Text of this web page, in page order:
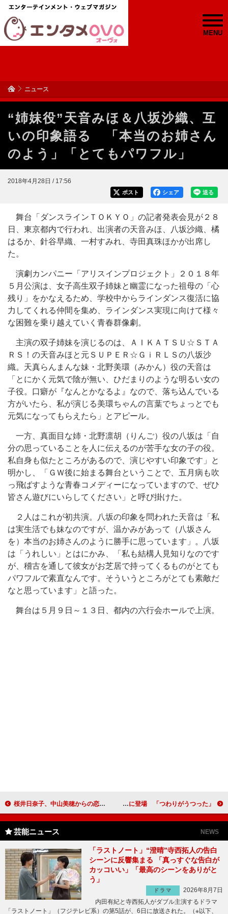
MENU
ニュース
“姉妹役”天音みほ＆八坂沙織、互
いの印象語る 「本当のお姉さん
のよう」「とてもパワフル」
2018年4月28日 / 17:56
送る
シェア
ポスト
舞台「ダンスラインＴＯＫＹＯ」の記者発表会見が２８
日、東京都内で行われ、出演者の天音みほ、八坂沙織、橘
はるか、針谷早織、一村すみれ、寺田真珠ほかが出席し
た。
演劇カンパニー「アリスインプロジェクト」２０１８年
５月公演は、女子高生双子姉妹と幽霊になった祖母の「心
残り」をかなえるため、学校中からラインダンス復活に協
力してくれる仲間を集め、ラインダンス実現に向けて様々
な困難を乗り越えていく青春群像劇。
主演の双子姉妹を演じるのは、ＡＩＫＡＴＳＵ☆ＳＴＡ
ＲＳ！の天音みほと元ＳＵＰＥＲ☆ＧｉＲＬＳの八坂沙
織。天真らんまんな妹・北野美環（みかん）役の天音は
「とにかく元気で陰が無い、ひだまりのような明るい女の
子役。口癖が『なんとかなるよ』なので、落ち込んでいる
方がいたら、私が演じる美環ちゃんの言葉でちょっとでも
元気になってもらえたら」とアピール。
一方、真面目な姉・北野凛胡（りんご）役の八坂は「自
分の思っていることを人に伝えるのが苦手な女の子の役。
私自身も似たところがあるので、演じやすい印象です」と
明かし、「ＧＷ後に始まる舞台ということで、五月病も吹
っ飛ばすような青春コメディーになっていますので、ぜひ
皆さん遊びにいらしてください」と呼び掛けた。
２人はこれが初共演。八坂の印象を問われた天音は「私
は実生活でも妹なのですが、温かみがあって（八坂さん
を）本当のお姉さんのように勝手に思っています」。八坂
は「うれしい」とはにかみ、「私も結構人見知りなのです
が、稽古を通して彼女がお芝居で持ってくるものがとても
パワフルで素直なんです。そういうところがとても素敵だ
なと思っています」と語った。
舞台は５月９日～１３日、都内の六行会ホールで上演。
桜井日奈子、中山美穂からの恋愛アドバイスに納得 「深い。勉強になります！」 りゅうちぇる“産休直前”のぺこと一緒に登場 「つわりがうつった」
芸能ニュース NEWS
「ラストノート」“澄晴”寺西拓人の告白
シーンに反響集まる 「真っすぐな告白が
カッコいい」「最高のシーンをありがと
う」
ドラマ
2026年8月7日
内田有紀と寺西拓人がダブル主演するドラマ
「ラストノート」（フジテレビ系）の第5話が、6日に放送された。（※以下、